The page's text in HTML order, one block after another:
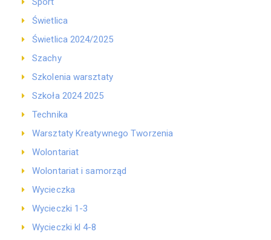
Świetlica
Świetlica 2024/2025
Szachy
Szkolenia warsztaty
Szkoła 2024 2025
Technika
Warsztaty Kreatywnego Tworzenia
Wolontariat
Wolontariat i samorząd
Wycieczka
Wycieczki 1-3
Wycieczki kl 4-8